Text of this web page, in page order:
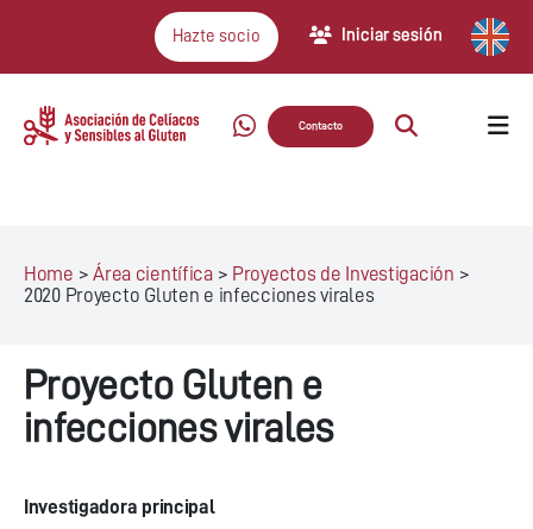
Hazte socio Iniciar sesión
Contacto
Home >Área científica> Proyectos de Investigación >
2020 Proyecto Gluten e infecciones virales
Proyecto Gluten e
infecciones virales
Investigadora principal